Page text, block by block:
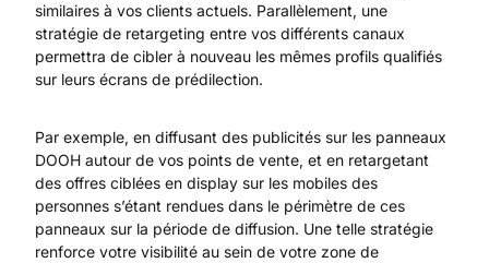
similaires à vos clients actuels. Parallèlement, une
stratégie de retargeting entre vos différents canaux
permettra de cibler à nouveau les mêmes profils qualifiés
sur leurs écrans de prédilection.
Par exemple, en diffusant des publicités sur les panneaux
DOOH autour de vos points de vente, et en retargetant
des offres ciblées en display sur les mobiles des
personnes s’étant rendues dans le périmètre de ces
panneaux sur la période de diffusion. Une telle stratégie
renforce votre visibilité au sein de votre zone de